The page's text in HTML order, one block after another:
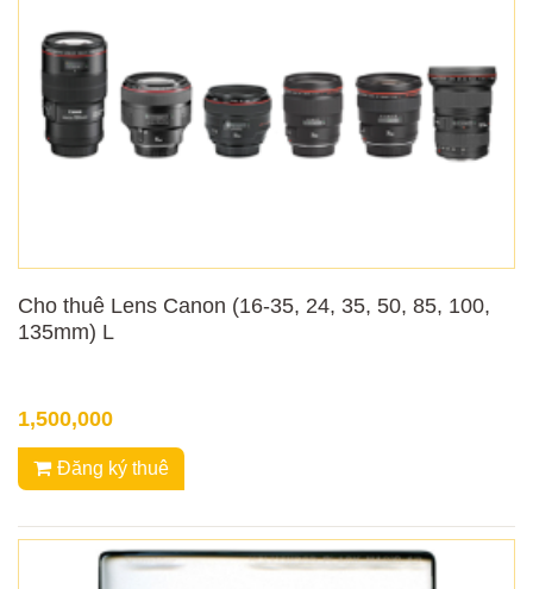
Cho thuê Lens Canon (16-35, 24, 35, 50, 85, 100,
135mm) L
1,500,000
Đăng ký thuê